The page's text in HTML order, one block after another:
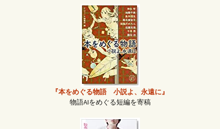
『本をめぐる物語 小説よ、永遠に』
物語AIをめぐる短編を寄稿